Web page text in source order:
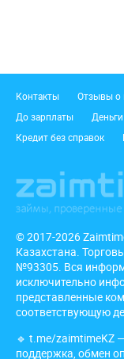
Подвал
Контакты Отзывы о
До зарплаты
Кредит без справок
© 2017-2026
Казахстана.
№93305. Вся
исключительно
представленные
соответствующую
🔹 t.me/zaimtimeKZ
поддержка, обмен